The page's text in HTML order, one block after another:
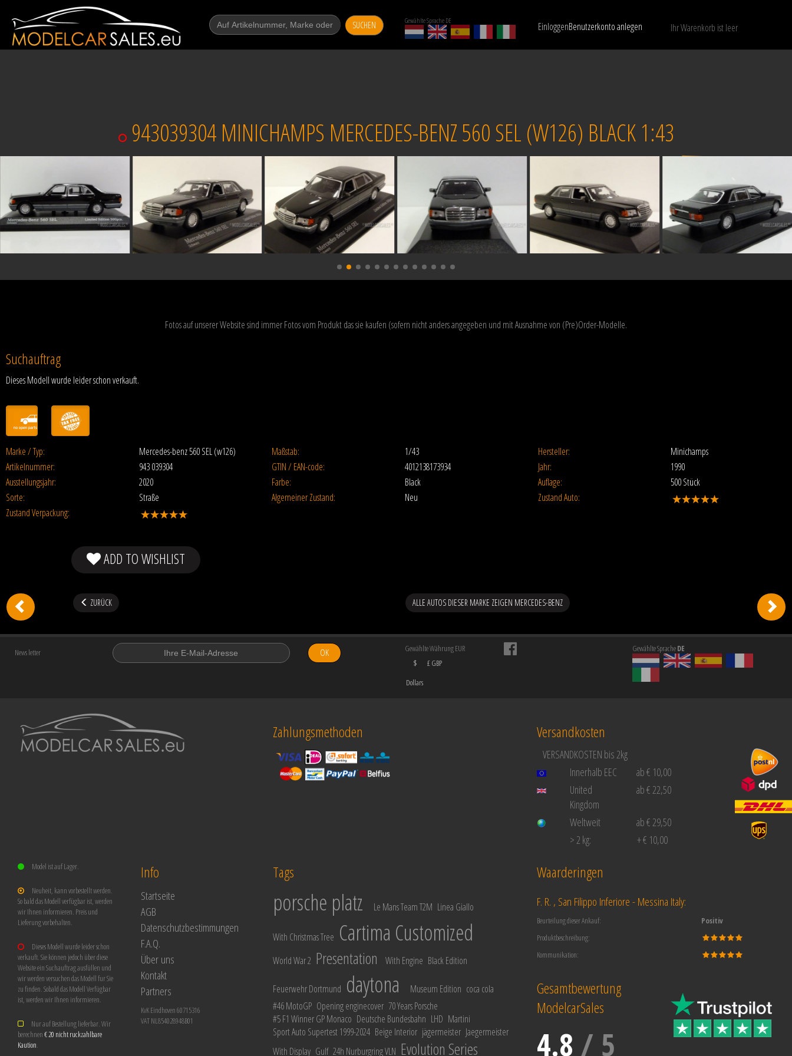
SUCHEN Gewählte Sprache DE EinloggenBenutzerkonto anlegen Ihr Warenkorb ist leer
Nur verfügbare Modelle anzeigen LÖSCHEN
943039304 MINICHAMPS MERCEDES-BENZ 560 SEL (W126) BLACK 1:43
Verkauft
Fotos auf unserer Website sind immer Fotos vom Produkt das sie kaufen (sofern nicht anders angegeben und mit Ausnahme von (Pre)Order-Modelle.
Suchauftrag
Dieses Modell wurde leider schon verkauft.
Marke / Typ: Mercedes-benz 560 SEL (w126) Maßstab: 1/43 Hersteller:
Minichamps
Artikelnummer:
943 039304 GTIN / EAN-code: 4012138173934 Jahr:
1990
Ausstellungsjahr:
2020 Farbe: Black Auflage:
500 Stück
Sorte:
Straße Algemeiner Zustand: Neu
Zustand Auto:
Zustand Verpackung:
ADD TO WISHLIST
ZURÜCK ALLE AUTOS DIESER MARKE ZEIGEN MERCEDES-BENZ
News letter OK
Gewählte Währung EUR
$
Dollars
£ GBP
Gewählte SpracheDE
Zahlungsmethoden Versandkosten
VERSANDKOSTEN bis 2kg
Innerhalb EEC
ab € 10,00
United
Kingdom
ab € 22,50
Weltweit
ab € 29,50
> 2 kg:
+ € 10,00
Model ist auf Lager.
Neuheit, kann vorbestellt werden.
So bald das Modell verfügbar ist, werden
wir Ihnen informieren. Preis und
Lieferung vorbehalten.
Dieses Modell wurde leider schon
verkauft. Sie können jedoch über diese
Website ein Suchauftrag ausfüllen und
wir werden versuchen das Modell fur Sie
zu finden. Sobald das Modell Verfügbar
ist, werden wir Ihnen informieren.
Nur auf Bestellung lieferbar. Wir
berechnen€ 20 nicht ruckzahlbare
Kaution.
Info
Startseite
AGB
Datenschutzbestimmungen
F.A.Q.
Über uns
Kontakt
Partners
KvK Eindhoven 60715316
VAT NL854028948B01
Tags
porsche platz Le Mans Team T2M Linea Giallo
With Christmas Tree Cartima Customized
World War 2 Presentation With Engine Black Edition
Feuerwehr Dortmund daytona Museum Edition coca cola
#46 MotoGP Opening enginecover 70 Years Porsche
#5 F1 Winner GP Monaco Deutsche Bundesbahn LHD Martini
Sport Auto Supertest 1999-2024 Beige Interior jägermeister Jaegermeister
With Display Gulf 24h Nurburgring VLN Evolution Series
Waarderingen
F. R. , San Filippo Inferiore - Messina Italy:
Beurteilung dieser Ankauf:
Positiv
Produktbeschreibung:
Kommunikation:
Gesamtbewertung
ModelcarSales
4.8 / 5